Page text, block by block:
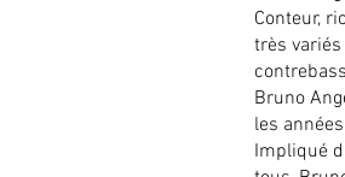
Conteur,
très
Bruno
les
Impliqué